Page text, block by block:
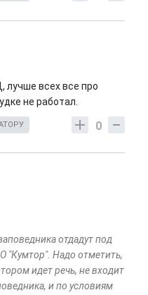
лучше всех все про
не работал.
0
отдадут под
"Кумтор". Надо отметить,
идет речь, не входит
и по условиям